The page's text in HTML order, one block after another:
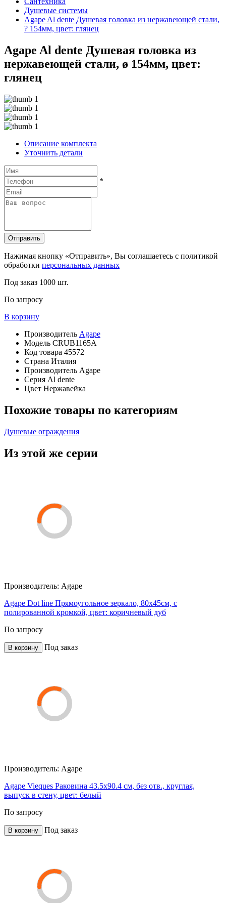
Душевые системы
Agape Al dente Душевая головка из нержавеющей стали,
? 154мм, цвет: глянец
Agape Al dente Душевая головка из
нержавеющей стали, ø 154мм, цвет:
глянец
Описание комплекта
Уточнить детали
*
Отправить
Нажимая кнопку «Отправить», Вы соглашаетесь с политикой
обработки персональных данных
Под заказ 1000 шт.
По запросу
В корзину
Производитель Agape
Модель CRUB1165A
Код товара 45572
Страна Италия
Производитель Agape
Серия Al dente
Цвет Нержавейка
Похожие товары по категориям
Душевые ограждения
Из этой же серии
Производитель: Agape
Agape Dot line Прямоугольное зеркало, 80x45см, с
полированной кромкой, цвет: коричневый дуб
По запросу
В корзину Под заказ
Производитель: Agape
Agape Vieques Раковина 43.5x90.4 см, без отв., круглая,
выпуск в стену, цвет: белый
По запросу
В корзину Под заказ